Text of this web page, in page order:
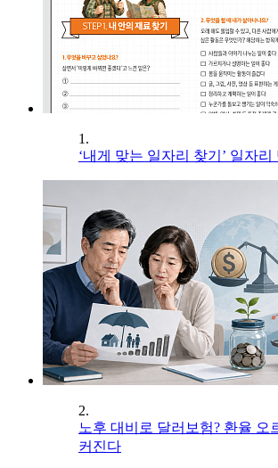
1.
‘내게 맞는 일자리 찾기’ 일자리
2.
노후 대비로 달러보험? 환율 오
커진다